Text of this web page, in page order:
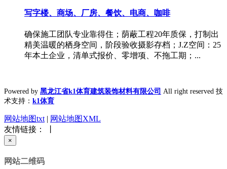
写字楼、商场、厂房、餐饮、电商、咖啡
确保施工团队专业靠得住；荫蔽工程20年质保，打制出
精美温暖的栖身空间，阶段验收摄影存档；J.Z空间：25
年本土企业，清单式报价、零增项、不拖工期；...
Powered by 黑龙江省k1体育建筑装饰材料有限公司 All right reserved 技
术支持： k1体育
网站地图txt | 网站地图XML
友情链接： 丨
×
网站二维码